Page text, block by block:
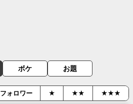
ボケ お題
フォロワー ★ ★★ ★★★